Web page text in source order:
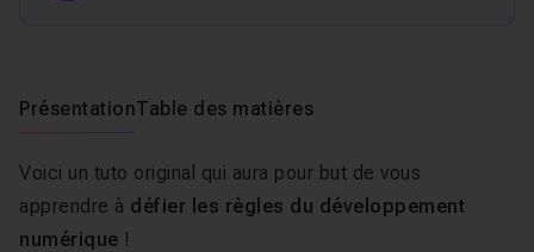
PrésentationTable des matières
Voici un tuto original qui aura pour but de vous
apprendre à défier les règles du développement
numérique !